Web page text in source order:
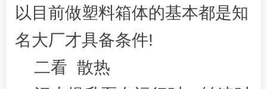
以目前做塑料箱体的基本都是知
名大厂才具备条件!
二看 散热